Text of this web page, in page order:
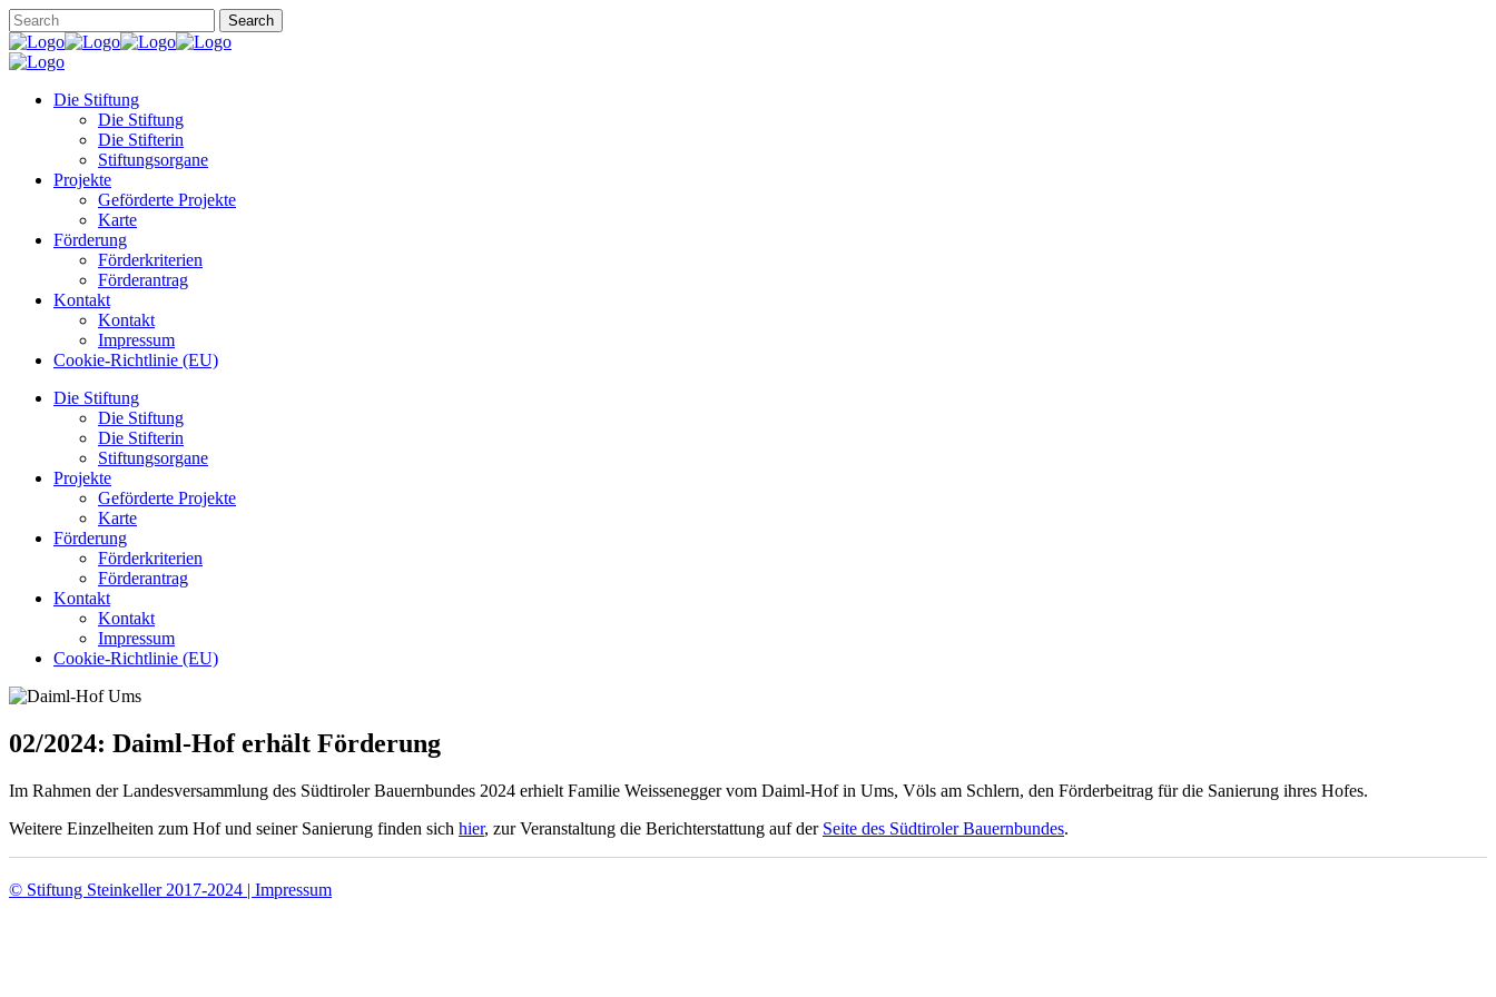
Die Stiftung
Die Stiftung
Die Stifterin
Stiftungsorgane
Projekte
Geförderte Projekte
Karte
Förderung
Förderkriterien
Förderantrag
Kontakt
Kontakt
Impressum
Cookie-Richtlinie (EU)
Die Stiftung
Die Stiftung
Die Stifterin
Stiftungsorgane
Projekte
Geförderte Projekte
Karte
Förderung
Förderkriterien
Förderantrag
Kontakt
Kontakt
Impressum
Cookie-Richtlinie (EU)
02/2024: Daiml-Hof erhält Förderung
Im Rahmen der Landesversammlung des Südtiroler Bauernbundes 2024 erhielt Familie Weissenegger vom Daiml-Hof in Ums, Völs am Schlern, den Förderbeitrag für die Sanierung ihres Hofes.
Weitere Einzelheiten zum Hof und seiner Sanierung finden sich hier, zur Veranstaltung die Berichterstattung auf der Seite des Südtiroler Bauernbundes.
© Stiftung Steinkeller 2017-2024 | Impressum